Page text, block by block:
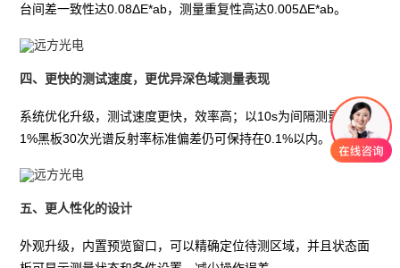
台间差一致性达0.08ΔE*ab，测量重复性高达0.005ΔE*ab。
四、更快的测试速度，更优异深色域测量表现
系统优化升级，测试速度更快，效率高；以10s为间隔测量反射率
1%黑板30次光谱反射率标准偏差仍可保持在0.1%以内。
五、更人性化的设计
外观升级，内置预览窗口，可以精确定位待测区域，并且状态面